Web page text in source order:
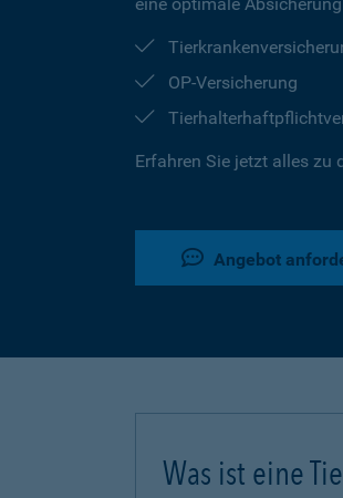
OP-Versicherung
Erfahren Sie jetzt alles zu
Angebot
Was ist eine